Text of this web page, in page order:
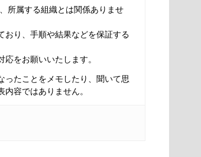
所属する組織とは関係ありませ
おり、手順や結果などを保証する
をお願いいたします。
ったことをメモしたり、聞いて思
容ではありません。